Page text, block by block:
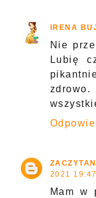
IRENA
Nie
Lubię
2021 19:47
Mam w